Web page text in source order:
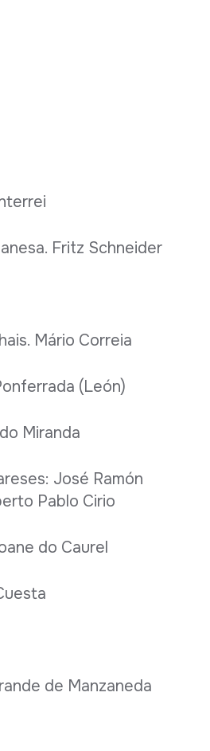
Fritz Schneider
Mário Correia
(León)
Miranda
José Ramón
Pablo Cirio
do Caurel
de Manzaneda